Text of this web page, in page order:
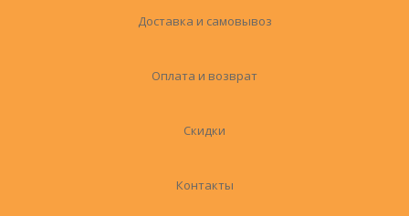
Доставка и самовывоз
Оплата и возврат
Скидки
Контакты